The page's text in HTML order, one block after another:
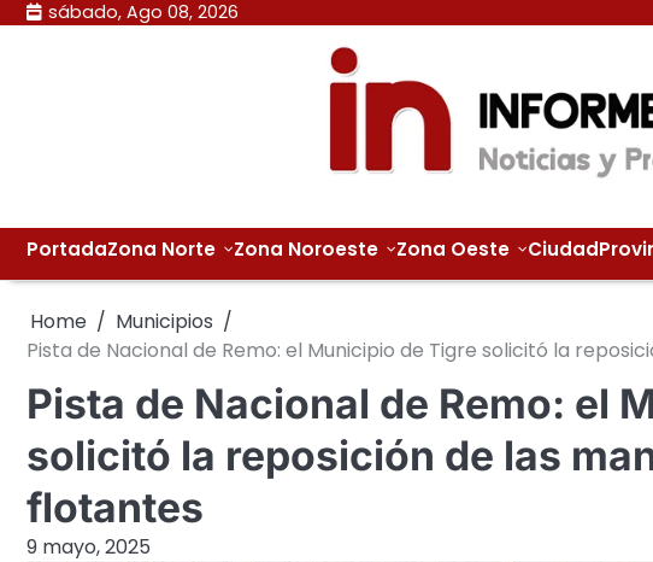
Skip sábado, Ago 08, 2026
PortadaZona Norte Zona Noroeste Zona Oeste Ciudad
Home
Municipios
Pista de Nacional de Remo: el Municipio de Tigre solicitó la
Pista de Nacional de Remo: el
solicitó la reposición de las
flotantes
9 mayo, 2025